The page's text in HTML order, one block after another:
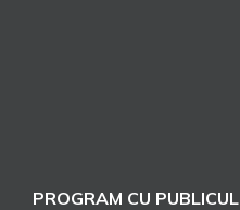
PROGRAM CU PUBLICUL